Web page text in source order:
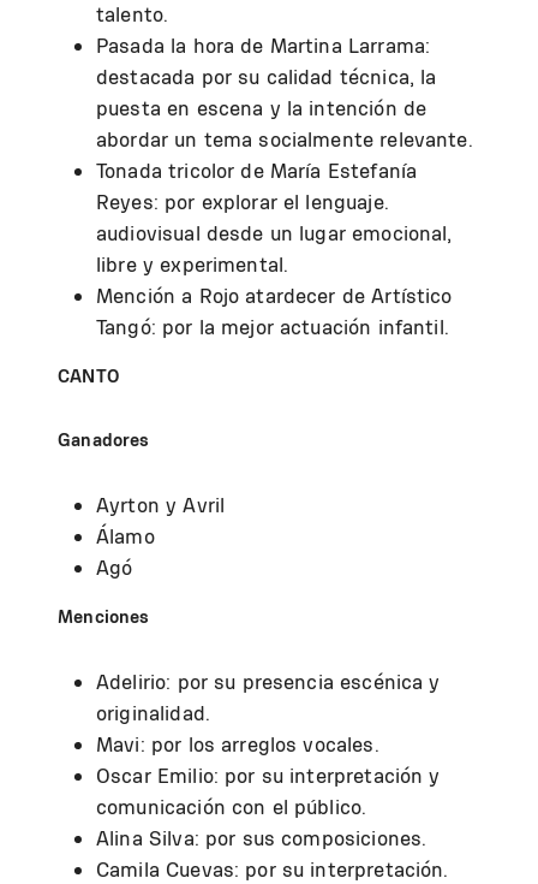
talento.
Pasada la hora de Martina Larrama:
destacada por su calidad técnica, la
puesta en escena y la intención de
abordar un tema socialmente relevante.
Tonada tricolor de María Estefanía
Reyes: por explorar el lenguaje.
audiovisual desde un lugar emocional,
libre y experimental.
Mención a Rojo atardecer de Artístico
Tangó: por la mejor actuación infantil.
CANTO
Ganadores
Ayrton y Avril
Álamo
Agó
Menciones
Adelirio: por su presencia escénica y
originalidad.
Mavi: por los arreglos vocales.
Oscar Emilio: por su interpretación y
comunicación con el público.
Alina Silva: por sus composiciones.
Camila Cuevas: por su interpretación.